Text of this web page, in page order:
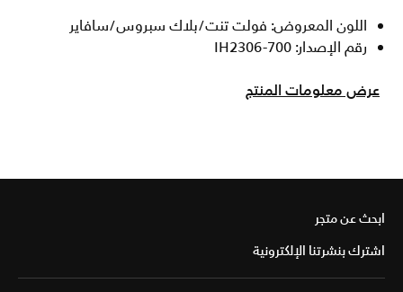
اللون المعروض: فولت تنت/بلاك سبروس/سافاير
رقم الإصدار: IH2306-700
عرض معلومات المنتج
ابحث عن متجر
اشترك بنشرتنا الإلكترونية